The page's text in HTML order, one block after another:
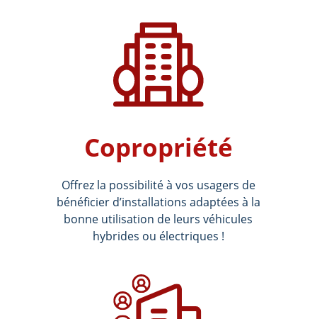
Copropriété
Offrez la possibilité à vos usagers de
bénéficier d’installations adaptées à la
bonne utilisation de leurs véhicules
hybrides ou électriques !